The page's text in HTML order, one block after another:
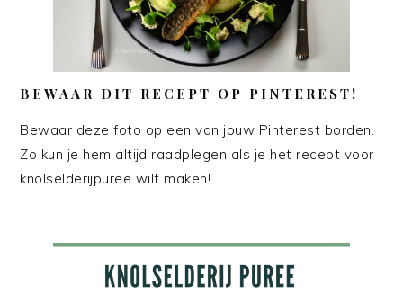
BEWAAR DIT RECEPT OP PINTEREST!
Bewaar deze foto op een van jouw Pinterest borden.
Zo kun je hem altijd raadplegen als je het recept voor
knolselderijpuree wilt maken!